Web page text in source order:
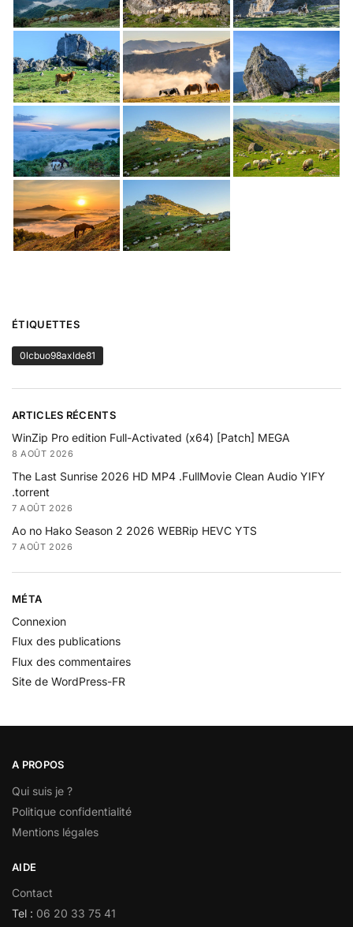
ÉTIQUETTES
0lcbuo98axlde81
ARTICLES RÉCENTS
WinZip Pro edition Full-Activated (x64) [Patch] MEGA
8 AOÛT 2026
The Last Sunrise 2026 HD MP4 .FullMov𝗂e Clean Audio YIFY
.torrent
7 AOÛT 2026
Ao no Hako Season 2 2026 WEBRip HEVC YTS
7 AOÛT 2026
MÉTA
Connexion
Flux des publications
Flux des commentaires
Site de WordPress-FR
A PROPOS
Qui suis je ?
Politique confidentialité
Mentions légales
AIDE
Contact
Tel : 06 20 33 75 41